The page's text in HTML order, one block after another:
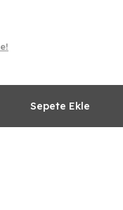
Sepete Ekle